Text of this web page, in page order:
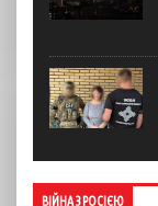
ВІЙНА З РОСІЄЮ